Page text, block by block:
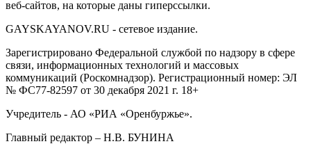
веб-сайтов, на которые даны гиперссылки.
GAYSKAYANOV.RU - сетевое издание.
Зарегистрировано Федеральной службой по надзору в сфере
связи, информационных технологий и массовых
коммуникаций (Роскомнадзор). Регистрационный номер: ЭЛ
№ ФС77-82597 от 30 декабря 2021 г. 18+
Учредитель - АО «РИА «Оренбуржье».
Главный редактор – Н.В. БУНИНА